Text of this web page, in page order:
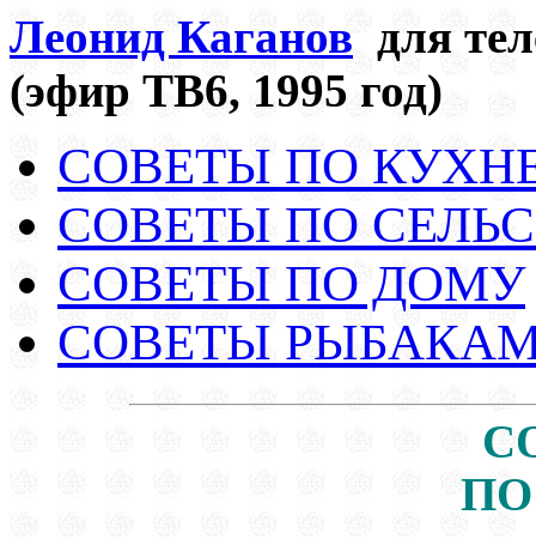
Леонид Каганов для
(эфир ТВ6, 1995 год)
СОВЕТЫ ПО
СОВЕТЫ ПО
СОВЕТЫ ПО ДОМУ
СОВЕТЫ